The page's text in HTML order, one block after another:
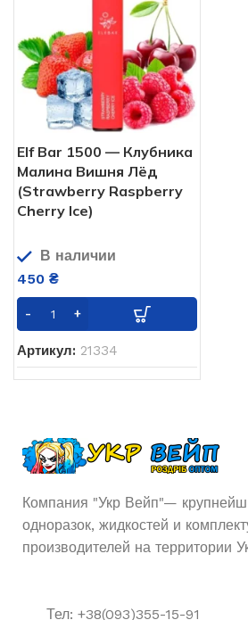
Elf Bar 1500 — Клубника
Малина Вишня Лёд
(Strawberry Raspberry
Cherry Ice)
В наличии
450 ₴
Артикул: 21334
Компания "Укр Вейп"—
одноразок, жидкостей и
производителей на территории
Тел: +38(093)355-15-91